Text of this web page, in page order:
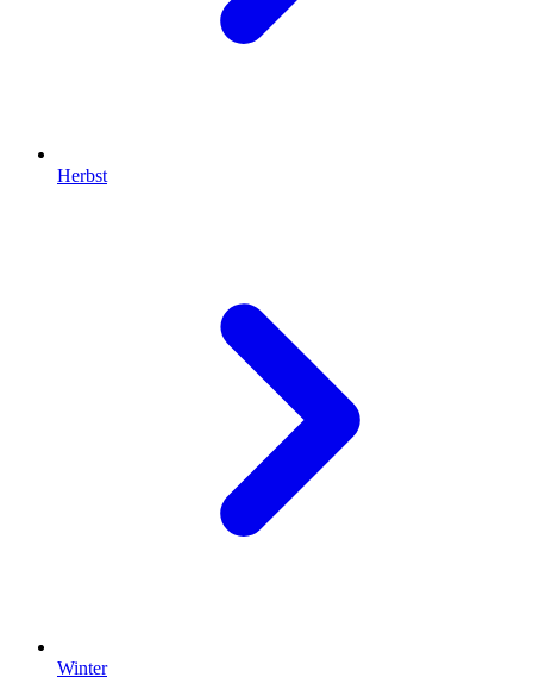
Herbst
Winter